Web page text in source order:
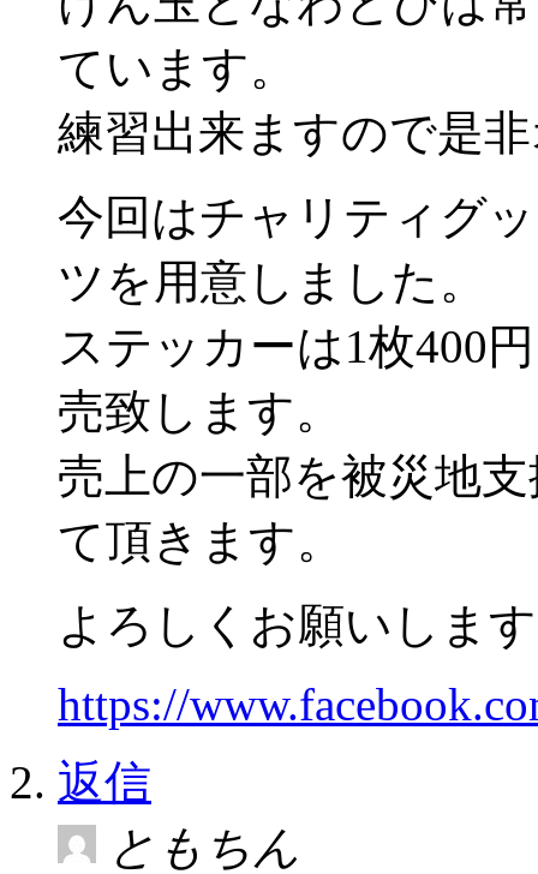
ています。
練習出来ますので是
今回はチャリティグ
ツを用意しました。
ステッカーは1枚400
売致します。
売上の一部を被災地
て頂きます。
よろしくお願いしま
https://
返信
ともちん